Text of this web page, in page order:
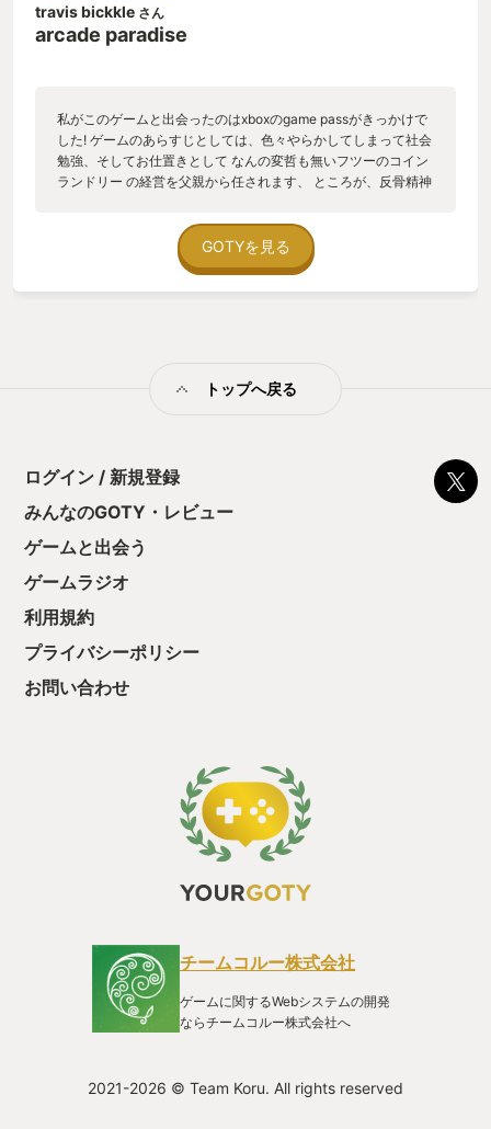
travis bickkle さん
arcade paradise
私がこのゲームと出会ったのはxboxのgame passがきっかけで
した! ゲームのあらすじとしては、色々やらかしてしまって社会
勉強、そしてお仕置きとして なんの変哲も無いフツーのコイン
ランドリー の経営を父親から任されます、 ところが、反骨精神
父親にナイショでコインランドリーを少しずつゲームセンター
に改造する、 ぶっ飛んだ計画を企てます。 というのがあらすじ
です🤣 概要を聞いてお気づきの方もいるかもしれませんが、こ
像を遥かに上回るゲーム筐体の 数々🔥 そして、質より量では無
はノスタル爺〜 でデジャ・ブな体験ができ、 令和生まれの若者
なのでゲームを愛するすべての世代にオススメです👍👍 ps.デス
ストみたいにお仕事系ゲームが 好きな人にもオススメです〜🫡
GOTYを見る
トップへ戻る
ログイン / 新規登録
みんなのGOTY・レビュー
ゲームと出会う
ゲームラジオ
利用規約
プライバシーポリシー
お問い合わせ
チームコルー株式会社
ゲームに関するWebシステムの開発
ならチームコルー株式会社へ
2021-2026 © Team Koru. All rights reserved